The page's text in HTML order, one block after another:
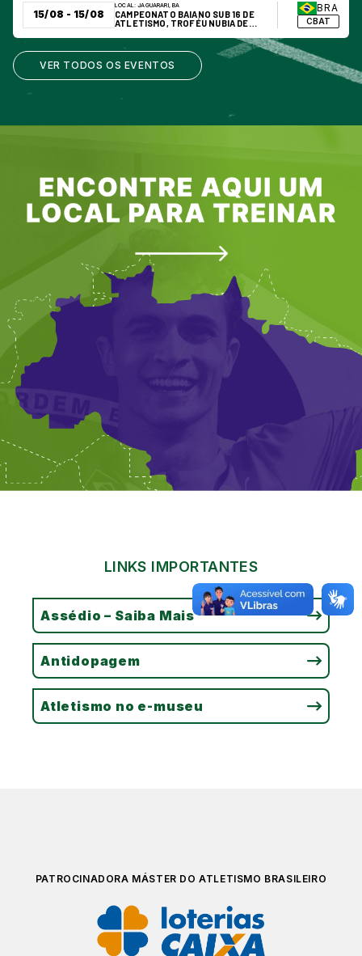
15/08 - 15/08
LOCAL:JAGUARARI, BA
CAMPEONATO BAIANO SUB 16 DE
ATLETISMO, TROFÉU NUBIA DE
BRA
CBAT
VER TODOS OS EVENTOS
LINKS IMPORTANTES
Assédio – Saiba Mais
Antidopagem
Atletismo no e-museu
PATROCINADORA MÁSTER DO ATLETISMO BRASILEIRO